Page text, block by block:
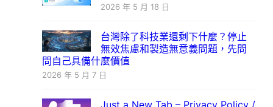
2026 年 5 月 18 日
台灣除了科技業還剩下什麼？停止
無效焦慮和製造無意義問題，先問
問自己具備什麼價值
2026 年 5 月 7 日